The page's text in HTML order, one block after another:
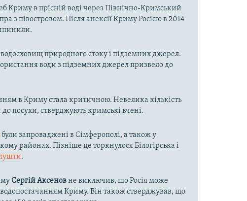
Криму в прісній воді через Північно-Кримський
з півостровом. Після анексії Криму Росією в 2014
природного стоку і підземних джерел.
води з підземних джерел призвело до
в Криму стала критичною. Невелика кількість
посухи, стверджують кримські вчені.
були запроваджені в Сімферополі, а також у
районах. Пізніше це торкнулося Білогірська і
.
Сергій Аксеновне виключив, що Росія може
Криму. Він також стверджував, що